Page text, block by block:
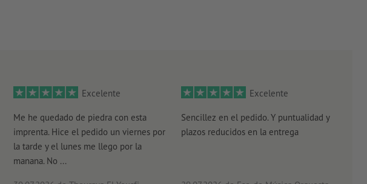
Excelente
Me he quedado de piedra con esta
imprenta. Hice el pedido un viernes por
la tarde y el lunes me llego por la
manana. No ...
Excelente
Sencillez en el pedido. Y puntualidad y
plazos reducidos en la entrega